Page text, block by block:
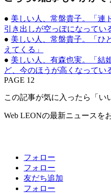
● 美しい人、常盤貴子。「連
引き出しが空っぽになってい
● 美しい人、常盤貴子。「ひ
えてくる」
● 美しい人、有森也実。「結
ど、今のほうが高くなってい
PAGE 12
この記事が気に入ったら「い
Web LEONの最新ニュースを
フォロー
フォロー
友だち追加
フォロー